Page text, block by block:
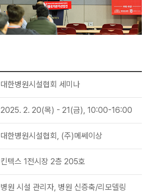
대한병원시설협회 세미나
2025. 2. 20(목) - 21(금), 10:00-16:00
대한병원시설협회, (주)메쎄이상
킨텍스 1전시장 2층 205호
병원 시설 관리자, 병원 신증축/리모델링